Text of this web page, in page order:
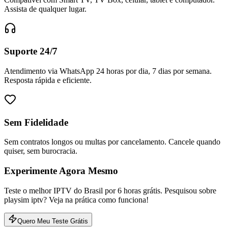
Assista de qualquer lugar.
Suporte 24/7
Atendimento via WhatsApp 24 horas por dia, 7 dias por semana.
Resposta rápida e eficiente.
Sem Fidelidade
Sem contratos longos ou multas por cancelamento. Cancele quando
quiser, sem burocracia.
Experimente Agora Mesmo
Teste o melhor IPTV do Brasil por 6 horas grátis. Pesquisou sobre
playsim iptv? Veja na prática como funciona!
Quero Meu Teste Grátis